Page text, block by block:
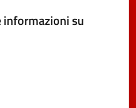
informazioni su